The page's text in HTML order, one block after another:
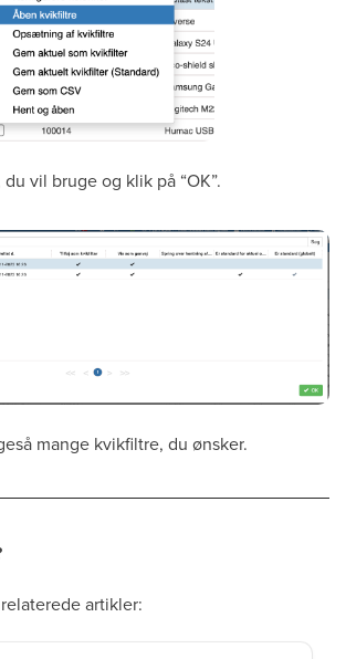
vil bruge og klik på “OK”.
mange kvikfiltre, du ønsker.
artikler: